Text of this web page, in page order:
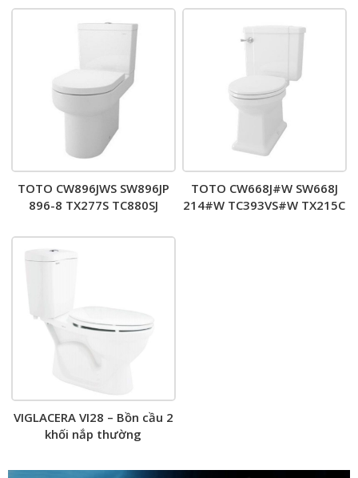
TOTO CW896JWS SW896JP
896-8 TX277S TC880SJ
nắp êm
TOTO CW668J#W SW668J
214#W TC393VS#W TX215C
VIGLACERA VI28 – Bồn cầu 2
khối nắp thường